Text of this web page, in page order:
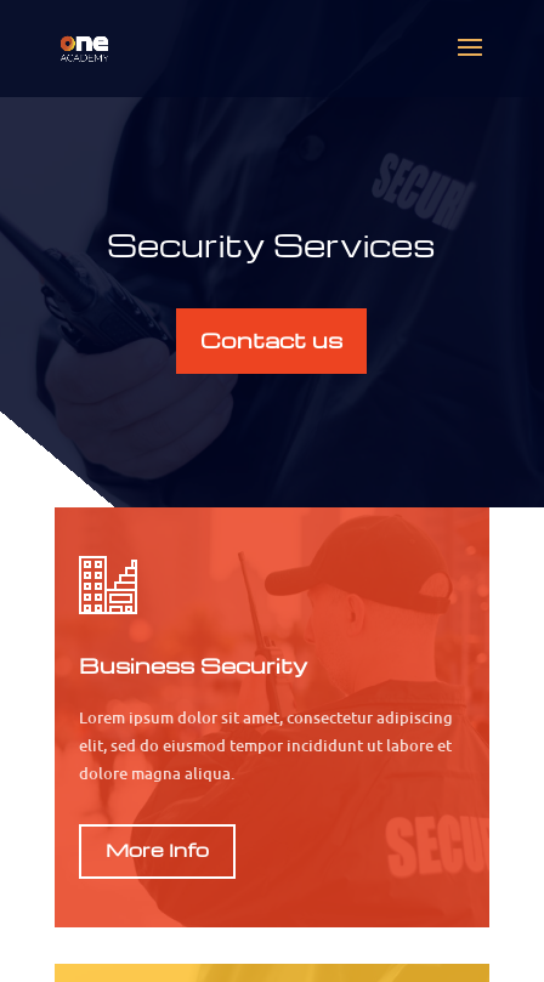
Security Services
Contact us
Business Security
Lorem ipsum dolor sit amet, consectetur adipiscing
elit, sed do eiusmod tempor incididunt ut labore et
dolore magna aliqua.
More Info